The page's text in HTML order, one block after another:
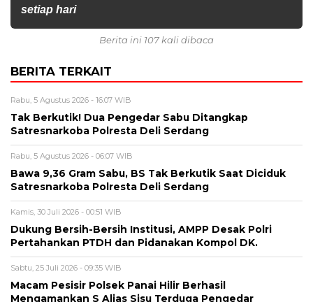
setiap hari
Berita ini 107 kali dibaca
BERITA TERKAIT
Rabu, 5 Agustus 2026 - 16:07 WIB
Tak Berkutik! Dua Pengedar Sabu Ditangkap
Satresnarkoba Polresta Deli Serdang
Rabu, 5 Agustus 2026 - 06:07 WIB
Bawa 9,36 Gram Sabu, BS Tak Berkutik Saat Diciduk
Satresnarkoba Polresta Deli Serdang
Kamis, 30 Juli 2026 - 00:51 WIB
Dukung Bersih-Bersih Institusi, AMPP Desak Polri
Pertahankan PTDH dan Pidanakan Kompol DK.
Sabtu, 25 Juli 2026 - 09:35 WIB
Macam Pesisir Polsek Panai Hilir Berhasil
Mengamankan S Alias Sisu Terduga Pengedar